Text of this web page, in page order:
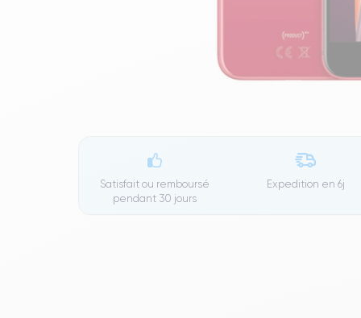
Satisfait ou remboursé
pendant 30 jours
Expedition en 6j